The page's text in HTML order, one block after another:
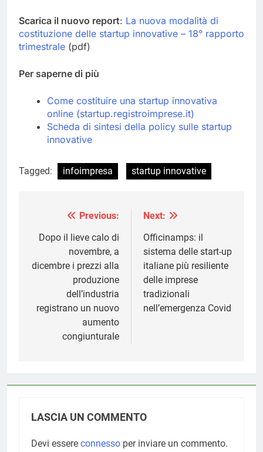
Scarica il nuovo report: La nuova modalità di
costituzione delle startup innovative – 18° rapporto
trimestrale (pdf)
Per saperne di più
Come costituire una startup innovativa
online (startup.registroimprese.it)
Scheda di sintesi della policy sulle startup
innovative
Tagged: infoimpresa startup innovative
Navigazione
articoli
Previous:
Dopo il lieve calo di
novembre, a
dicembre i prezzi alla
produzione
dell’industria
registrano un nuovo
aumento
congiunturale
Next:
Officinamps: il
sistema delle start-up
italiane più resiliente
delle imprese
tradizionali
nell’emergenza Covid
LASCIA UN COMMENTO
Devi essere connesso per inviare un commento.